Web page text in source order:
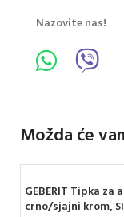
Nazovite nas!
Možda će
GEBERIT Tipka
crno/sjajni krom,